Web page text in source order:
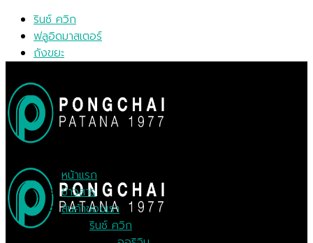
Skip
content
รินซ์ ควิก
ฟลูอิดมาสเตอร์
ถังขยะ
หน้าแรก
ข่าวสาร
สินค้าของเรา
รินซ์ ควิก